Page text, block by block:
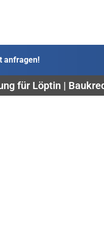
anfragen!
für Löptin |